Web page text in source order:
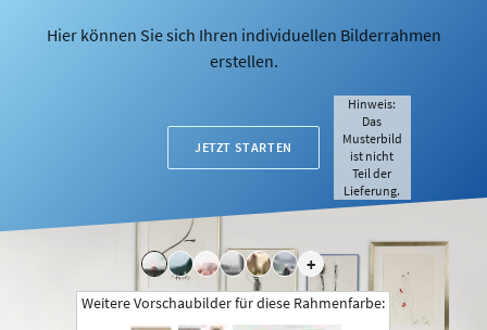
Hier können Sie sich Ihren individuellen Bilderrahmen
erstellen.
JETZT STARTEN
+
Hinweis:
Das
Musterbild
ist nicht
Teil der
Lieferung.
Weitere Vorschaubilder für diese Rahmenfarbe: